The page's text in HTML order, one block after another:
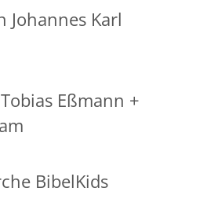
Johannes Karl
Eßmann +
BibelKids